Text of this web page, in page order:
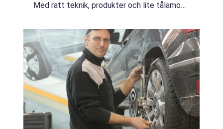
Med rätt teknik, produkter och lite tålamod